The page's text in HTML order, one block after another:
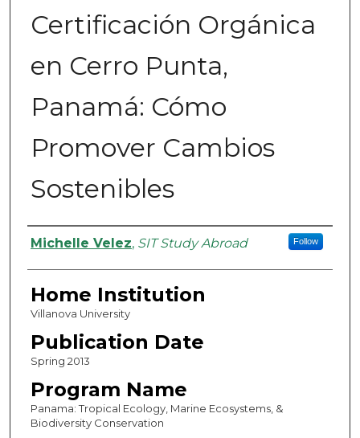
Certificación Orgánica
en Cerro Punta,
Panamá: Cómo
Promover Cambios
Sostenibles
Authors
Michelle Velez, SIT Study Abroad Follow
Home Institution
Villanova University
Publication Date
Spring 2013
Program Name
Panama: Tropical Ecology, Marine Ecosystems, &
Biodiversity Conservation